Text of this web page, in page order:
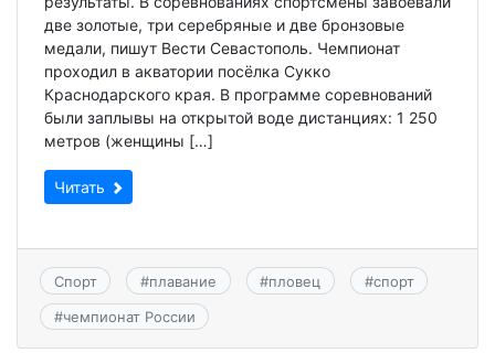
две золотые, три серебряные и две бронзовые
медали, пишут Вести Севастополь. Чемпионат
проходил в акватории посёлка Сукко
Краснодарского края. В программе соревнований
были заплывы на открытой воде дистанциях: 1 250
метров (женщины […]
Читать
Спорт #плавание #пловец #спорт
#чемпионат России